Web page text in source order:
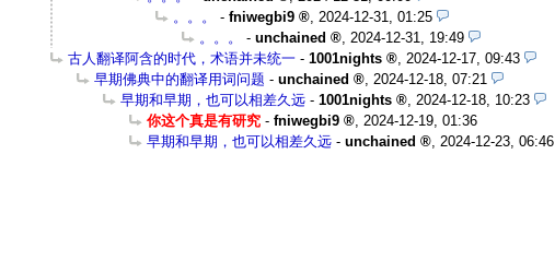
。。。
- fniwegbi9
2024-12-31, 01:25
。。。
- unchained
2024-12-31, 19:49
古人翻译阿含的时代，术语并未统一 - 1001nights
2024-12-17, 09:43
早期佛典中的翻译用词问题 - unchained
2024-12-18, 07:21
早期和早期，也可以相差久远 - 1001nights
2024-12-18, 10:23
你这个真是有研究 - fniwegbi9
2024-12-19, 01:36
早期和早期，也可以相差久远 - unchained 2024-12-23, 06:46